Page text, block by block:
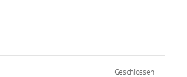
Geschlossen